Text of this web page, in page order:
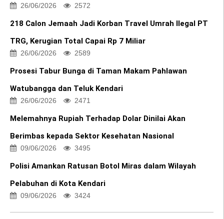
26/06/2026 2572
218 Calon Jemaah Jadi Korban Travel Umrah Ilegal PT
TRG, Kerugian Total Capai Rp 7 Miliar
26/06/2026 2589
Prosesi Tabur Bunga di Taman Makam Pahlawan
Watubangga dan Teluk Kendari
26/06/2026 2471
Melemahnya Rupiah Terhadap Dolar Dinilai Akan
Berimbas kepada Sektor Kesehatan Nasional
09/06/2026 3495
Polisi Amankan Ratusan Botol Miras dalam Wilayah
Pelabuhan di Kota Kendari
09/06/2026 3424